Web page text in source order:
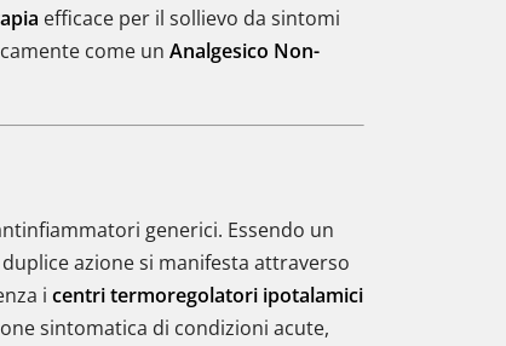
efficace per il sollievo da sintomi
come un Analgesico Non-
generici. Essendo un
azione si manifesta attraverso
i centri termoregolatori ipotalamici
sintomatica di condizioni acute,